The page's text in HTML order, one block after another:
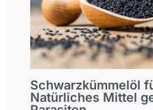
Schwarzkümmelöl
Natürliches Mittel